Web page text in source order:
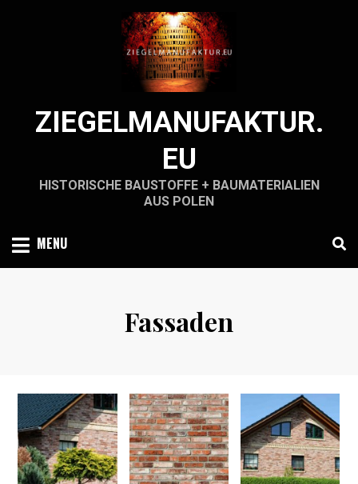
ZIEGELMANUFAKTUR.
EU
HISTORISCHE BAUSTOFFE + BAUMATERIALIEN
AUS POLEN
MENU
Fassaden